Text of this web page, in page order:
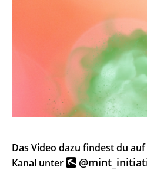
Das Video dazu findest du
Kanal unter